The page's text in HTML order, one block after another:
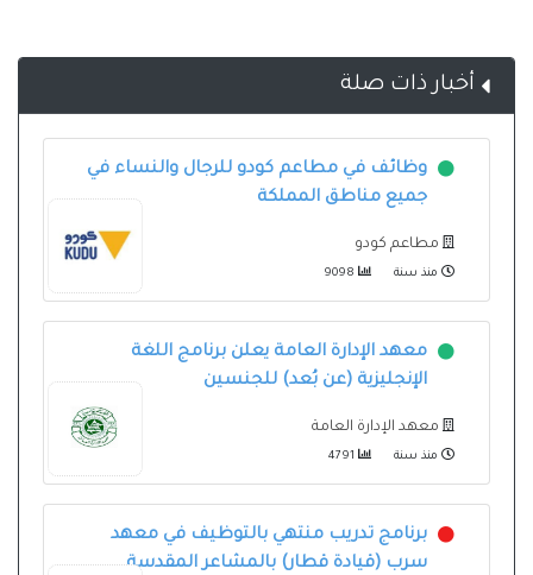
أخبار ذات صلة
وظائف في مطاعم كودو للرجال والنساء في
جميع مناطق المملكة
مطاعم كودو
منذ سنة
معهد الإدارة العامة يعلن برنامج اللغة
الإنجليزية (عن بُعد) للجنسين
معهد الإدارة العامة
منذ سنة
برنامج تدريب منتهي بالتوظيف في معهد
سرب (قيادة قطار) بالمشاعر المقدسة